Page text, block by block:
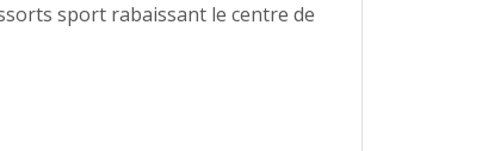
sport rabaissant le centre de